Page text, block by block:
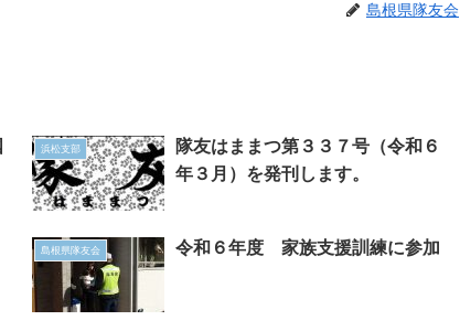
島根県隊友会
浜松支部
隊友はままつ第３３７号（令和６
年３月）を発刊します。
島根県隊友会 令和６年度 家族支援訓練に参加